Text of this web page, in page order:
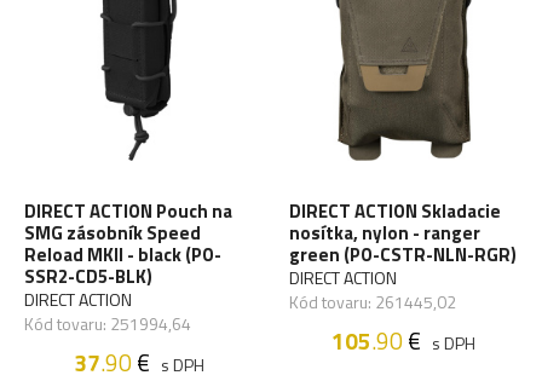
DIRECT ACTION Pouch na
SMG zásobník Speed
Reload MKII - black (PO-
SSR2-CD5-BLK)
DIRECT ACTION
Kód tovaru: 251994,64
37.90€ s DPH
DIRECT ACTION Skladacie
nosítka, nylon - ranger
green (PO-CSTR-NLN-RGR)
DIRECT ACTION
Kód tovaru: 261445,02
105.90€ s DPH